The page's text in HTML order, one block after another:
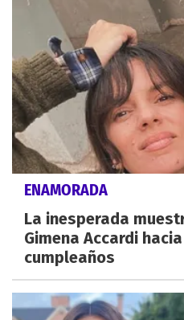
ENAMORADA
La inesperada
Gimena Accardi
cumpleaños